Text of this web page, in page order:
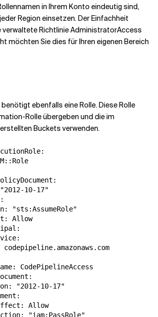
in Ihrem Konto eindeutig sind,
Region einsetzen. Der Einfachheit
verwaltete Richtlinie AdministratorAccess
möchten Sie dies für Ihren eigenen Bereich
ebenfalls eine Rolle. Diese Rolle
Rolle übergeben und die im
Buckets verwenden.
10-17"
"sts:AssumeRole"
Allow
codepipeline.amazonaws.com
CodePipelineAccess
"2012-10-17"
Allow
"iam:PassRole"